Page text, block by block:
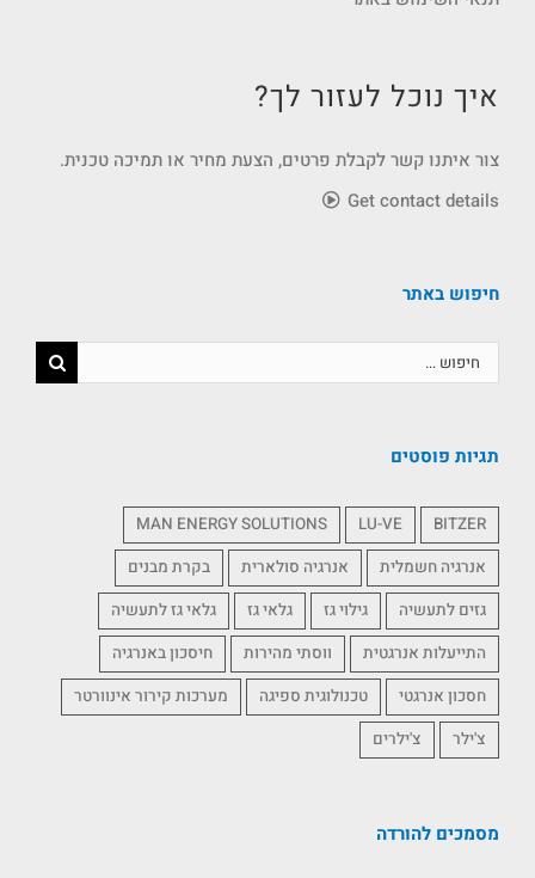
איך נוכל לעזור לך?
צור איתנו קשר לקבלת פרטים, הצעת מחיר או תמיכה טכנית.
Get contact details
חיפוש באתר
תגיות פוסטים
BITZER
LU-VE
MAN ENERGY SOLUTIONS
אנרגיה חשמלית
אנרגיה סולארית
בקרת מבנים
גזים לתעשיה
גילוי גז גלאי גז
גלאי גז לתעשיה
התייעלות אנרגטית
ווסתי מהירות
חיסכון באנרגיה
חסכון אנרגטי
טכנולוגית ספיגה
מערכות קירור אינוורטר
צ'ילר
צ'ילרים
מסמכים להורדה